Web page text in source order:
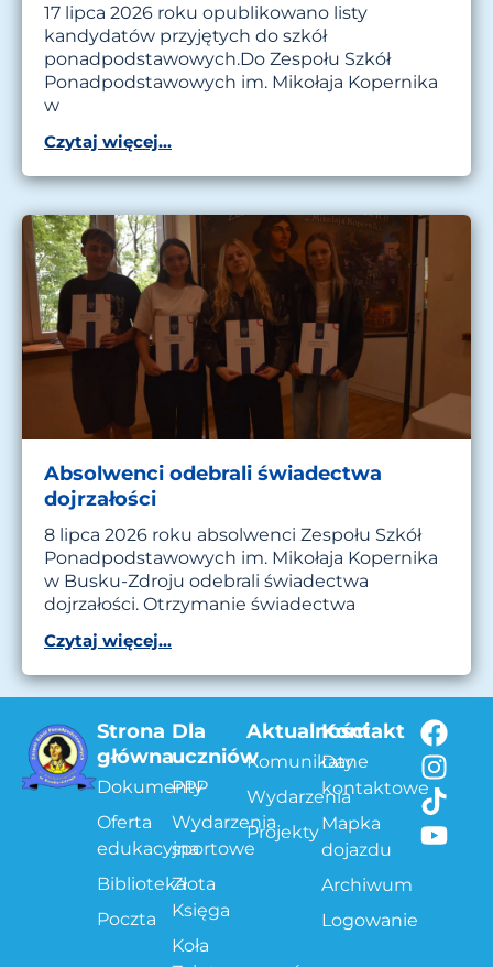
17 lipca 2026 roku opublikowano listy
kandydatów przyjętych do szkół
ponadpodstawowych.Do Zespołu Szkół
Ponadpodstawowych im. Mikołaja Kopernika
w
Czytaj więcej...
Absolwenci odebrali świadectwa
dojrzałości
8 lipca 2026 roku absolwenci Zespołu Szkół
Ponadpodstawowych im. Mikołaja Kopernika
w Busku-Zdroju odebrali świadectwa
dojrzałości. Otrzymanie świadectwa
Czytaj więcej...
Strona
główna
Dokumenty
Oferta
edukacyjna
Biblioteka
Poczta
Dla
uczniów
PPP
Wydarzenia
sportowe
Złota
Księga
Koła
Aktualności
Komunikaty
Wydarzenia
Projekty
Kontakt
Dane
kontaktowe
Mapka
dojazdu
Archiwum
Logowanie